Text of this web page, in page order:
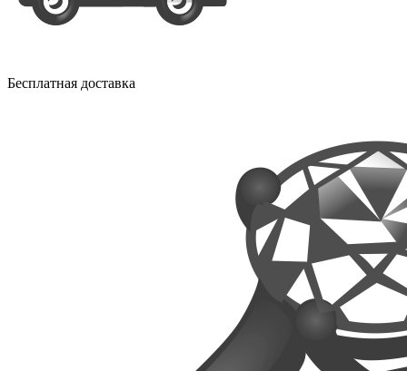
Бесплатная доставка